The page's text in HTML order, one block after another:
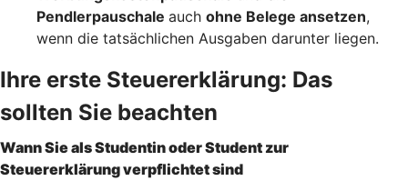
Pendlerpauschale auch ohne Belege ansetzen,
wenn die tatsächlichen Ausgaben darunter liegen.
Ihre erste Steuererklärung: Das
sollten Sie beachten
Wann Sie als Studentin oder Student zur
Steuererklärung verpflichtet sind